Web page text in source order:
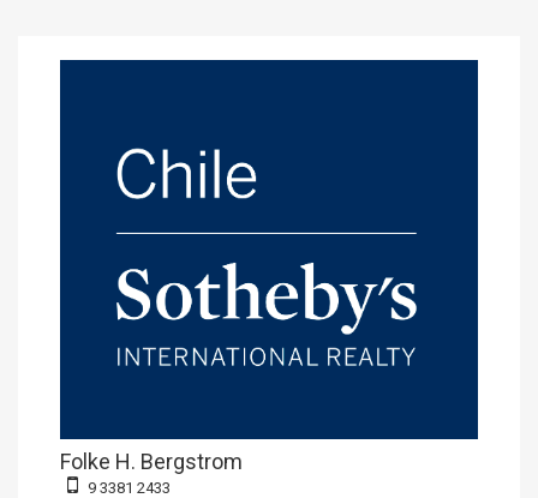
Folke H. Bergstrom
9 3381 2433